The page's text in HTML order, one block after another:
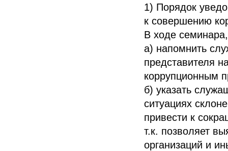
1) Порядок
к совершению
В ходе
а) напомнить
представителя
коррупционным
б) указать
ситуациях
привести к
т.к. позволяет
организаций и